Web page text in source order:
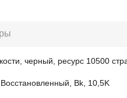
черный, ресурс 10500
Bk, 10,5K